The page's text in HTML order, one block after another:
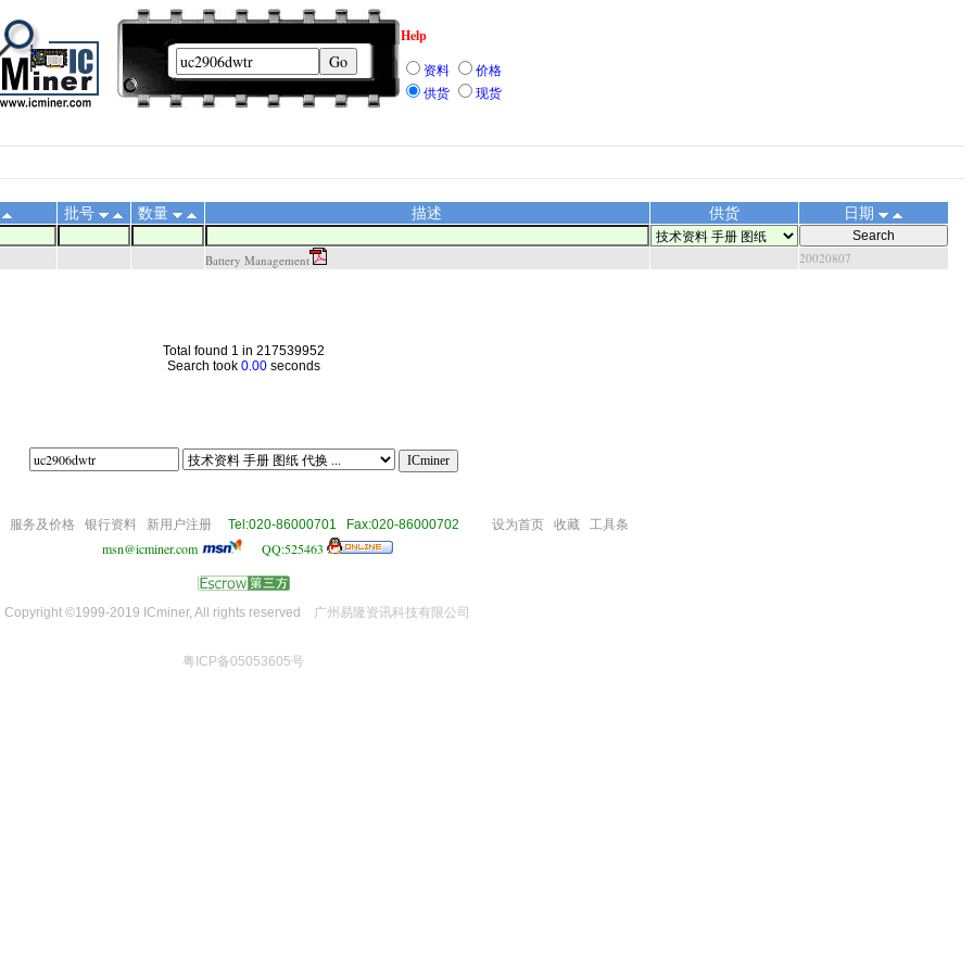
Help
资料
价格
供货
现货
批号 数量 描述 供货 日期
Battery Management 20020807
Total found 1 in 217539952
Search took 0.00 seconds
服务及价格 银行资料 新用户注册 Tel:020-86000701 Fax:020-86000702 设为首页 收藏 工具条
msn@icminer.com QQ:525463
Copyright ©1999-2019 ICminer, All rights reserved 广州易隆资讯科技有限公司
粤ICP备05053605号